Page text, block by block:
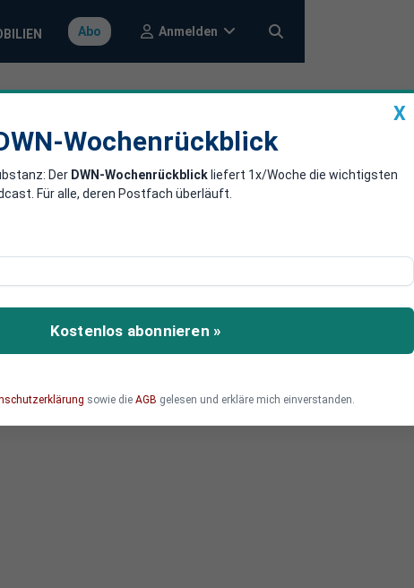
Abo Anmelden
Wieler sowie
X
Wochenrückblick
Der DWN-Wochenrückblick liefert 1x/Woche die wichtigsten
Für alle, deren Postfach überläuft.
Kostenlos abonnieren »
sowie die AGB gelesen und erkläre mich einverstanden.